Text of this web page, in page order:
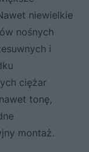
niewielkie
nośnych
i
ciężar
tonę,
montaż.